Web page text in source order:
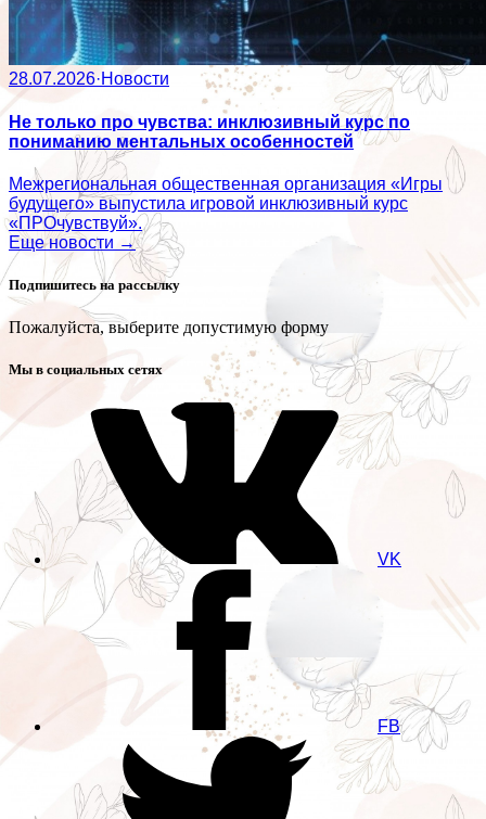
28.07.2026·Новости
Не только про чувства: инклюзивный курс по
пониманию ментальных особенностей
Межрегиональная общественная организация «Игры
будущего» выпустила игровой инклюзивный курс
«ПРОчувствуй».
Еще новости →
Подпишитесь на рассылку
Пожалуйста, выберите допустимую форму
Мы в социальных сетях
VK
FB